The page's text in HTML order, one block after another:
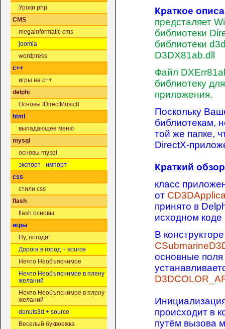
Уроки php
CMS
megainformatic cms
joomla
wordpress
c++
игры на c++
delphi
Основы IDirectMusic8
html
выпадающее меню
mysql
основы mysql
экспорт - импорт
css
стили css
flash
flash основы
игры
Ну, погоди!
Дорога в город + source
Нечто Необъяснимое
Нечто Необъяснимое в плену
желаний
Нечто Необъяснимое в плену
желаний
donuts3d + source
Веселый буквоежка
Краткое
предсталяет
библиотеки
библиотеки
D3DX81ab.dll
Файл
библиотеку
приложения.
Поскольку
библиотекам,
той же папке,
DirectX-
Краткий
класс
от
принято в
исходном коде
В
основные
происходит в
путём вызова